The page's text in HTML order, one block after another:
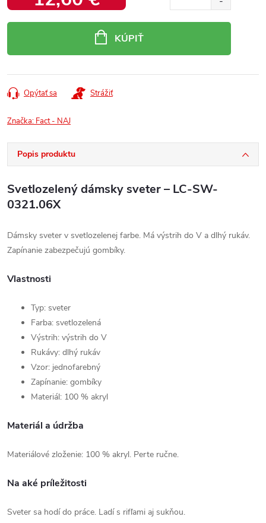
KÚPIŤ
Opýtať sa Strážiť
Značka: Fact - NAJ
Popis produktu
Svetlozelený dámsky sveter – LC-SW-
0321.06X
Dámsky sveter v svetlozelenej farbe. Má výstrih do V a dlhý rukáv.
Zapínanie zabezpečujú gombíky.
Vlastnosti
Typ: sveter
Farba: svetlozelená
Výstrih: výstrih do V
Rukávy: dlhý rukáv
Vzor: jednofarebný
Zapínanie: gombíky
Materiál: 100 % akryl
Materiál a údržba
Materiálové zloženie: 100 % akryl. Perte ručne.
Na aké príležitosti
Sveter sa hodí do práce. Ladí s rifľami aj sukňou.